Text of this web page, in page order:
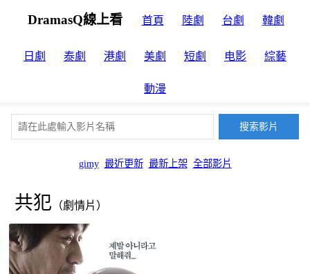
DramasQ線上看 首頁 陸劇 台劇 韓劇
日劇 泰劇 港劇 美劇 短劇 电影 綜藝
動漫
gimy 最近更新 最新上架 全部影片
共犯 （劇情片）